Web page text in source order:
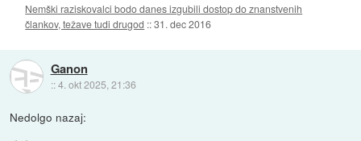
Nemški raziskovalci bodo danes izgubili dostop do znanstvenih
člankov, težave tudi drugod ::31. dec 2016
Ganon
::4. okt 2025, 21:36
Nedolgo nazaj: